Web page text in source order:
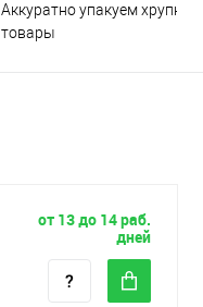
Аккуратно упакуем хрупкие
товары
от 13 до 14 раб.
дней